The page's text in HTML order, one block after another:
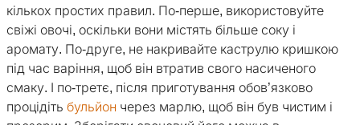
кількох простих правил. По-перше, використовуйте
свіжі овочі, оскільки вони містять більше соку і
аромату. По-друге, не накривайте каструлю кришкою
під час варіння, щоб він втратив свого насиченого
смаку. І по-третє, після приготування обов’язково
процідіть бульйон через марлю, щоб він був чистим і